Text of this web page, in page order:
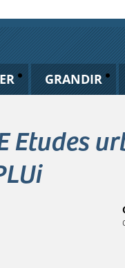
GRANDIR
Etudes